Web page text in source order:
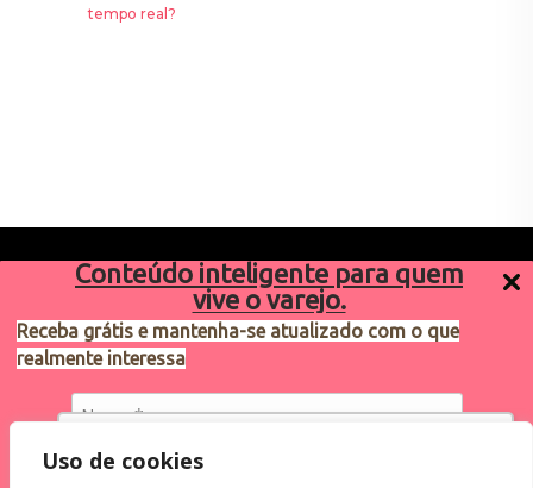
Conteúdo inteligente para quem
vive o varejo.
Receba grátis e mantenha-se atualizado com o que
realmente interessa
Utilizamos cookies para oferecer melhor
Uso de cookies
varejosa@cndl.org.br